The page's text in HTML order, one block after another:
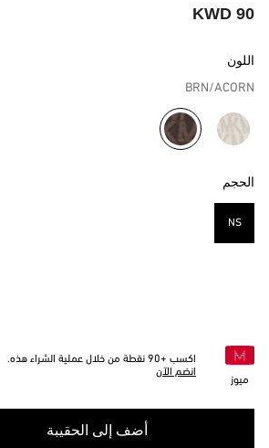
90 KWD
اللون
BRN/ACORN
مختار
الحجم
NS
ميوز
اكسب +90 نقطة من خلال عملية الشراء هذه.
انضم الآن
أضف إلى الحقيبة